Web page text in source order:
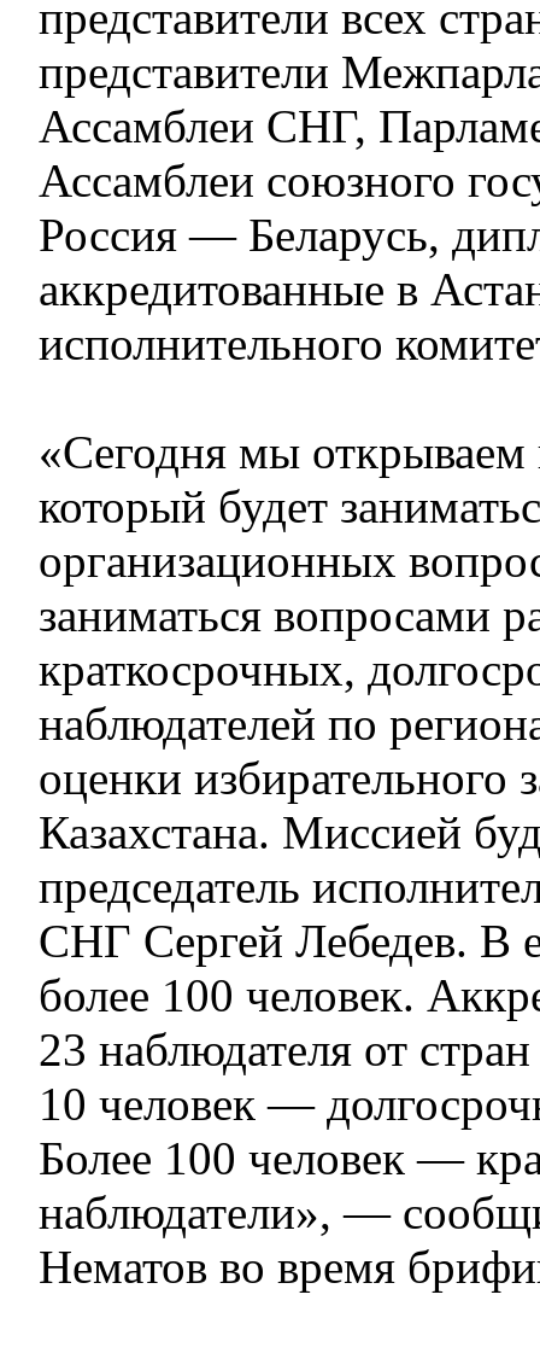
представители всех
представители
Ассамблеи СНГ,
Ассамблеи союзного
Россия — Беларусь,
аккредитованные в
исполнительного
«Сегодня мы
который будет
организационных
заниматься вопросами
краткосрочных,
наблюдателей по
оценки избирательного
Казахстана. Миссией
председатель
СНГ Сергей Лебедев. В
более 100 человек.
23 наблюдателя от
10 человек —
Более 100 человек —
наблюдатели», —
Нематов во время